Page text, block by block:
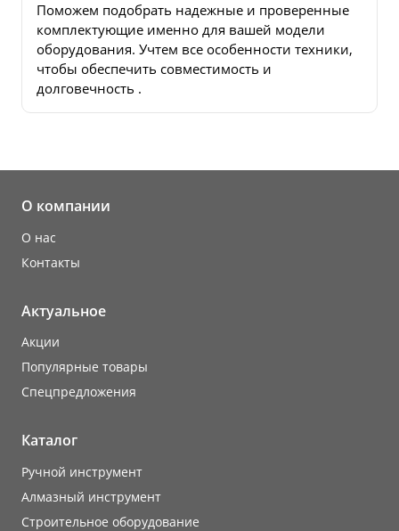
Поможем подобрать надежные и проверенные
комплектующие именно для вашей модели
оборудования. Учтем все особенности техники,
чтобы обеспечить совместимость и
долговечность .
О компании
О нас
Контакты
Актуальное
Акции
Популярные товары
Cпецпредложения
Каталог
Ручной инструмент
Алмазный инструмент
Строительное оборудование